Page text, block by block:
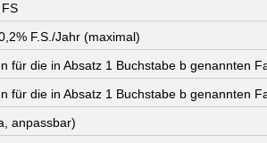
F.S./Jahr (maximal)
für die in Absatz 1 Buchstabe b genannten
für die in Absatz 1 Buchstabe b genannten
anpassbar)